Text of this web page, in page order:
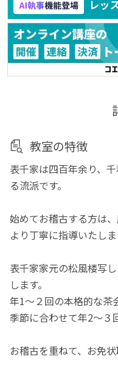
教室の特徴
表千家は四百年余り、
る流派です。
始めてお稽古する方は
より丁寧に指導いたしま
表千家家元の松風楼写
します。
年1～２回の本格的な茶
季節に合わせて年2～３
お稽古を重ねて、お免状